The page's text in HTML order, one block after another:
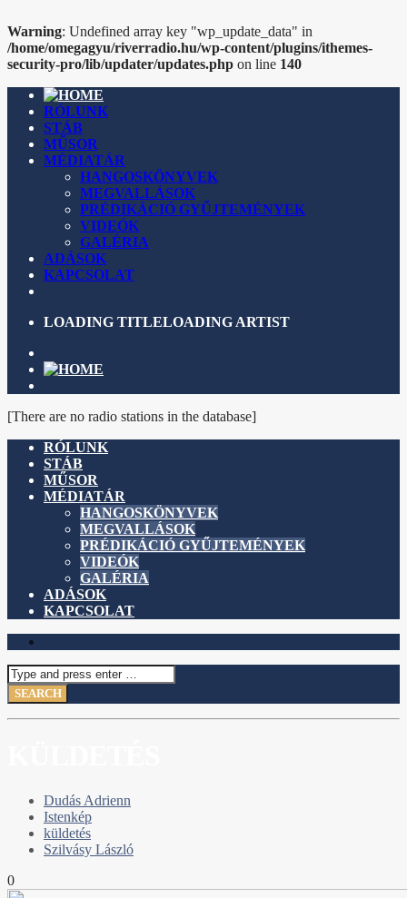
Warning: Undefined array key "wp_update_data" in
/home/omegagyu/riverradio.hu/wp-content/plugins/ithemes-
security-pro/lib/updater/updates.php on line 140
RÓLUNK
STÁB
MŰSOR
MÉDIATÁR
HANGOSKÖNYVEK
MEGVALLÁSOK
PRÉDIKÁCIÓ GYŰJTEMÉNYEK
VIDEÓK
GALÉRIA
ADÁSOK
KAPCSOLAT
LOADING TITLELOADING ARTIST
[There are no radio stations in the database]
RÓLUNK
STÁB
MŰSOR
MÉDIATÁR
HANGOSKÖNYVEK
MEGVALLÁSOK
PRÉDIKÁCIÓ GYŰJTEMÉNYEK
VIDEÓK
GALÉRIA
ADÁSOK
KAPCSOLAT
Dudás Adrienn
Istenkép
küldetés
Szilvásy László
0